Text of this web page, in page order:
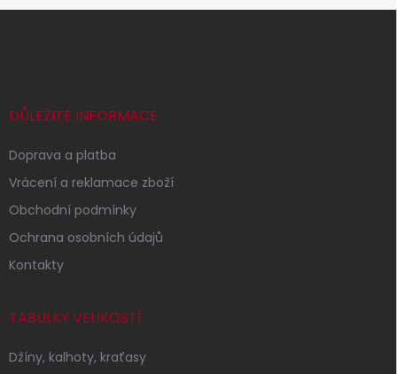
Z
DŮLEŽITÉ INFORMACE
Doprava a platba
Vrácení a reklamace zboží
Obchodní podmínky
Ochrana osobních údajů
Kontakty
TABULKY VELIKOSTÍ
Džíny, kalhoty, kraťasy